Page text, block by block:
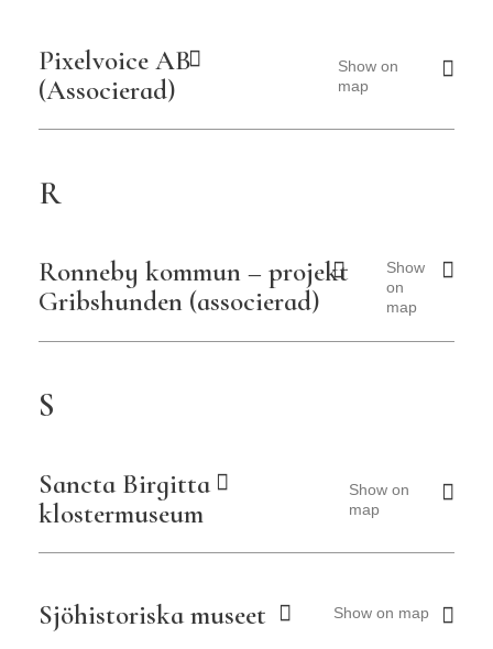
Pixelvoice AB
(Associerad)
Show on
map
R
Ronneby kommun – projekt
Gribshunden (associerad)
Show
on
map
S
Sancta Birgitta
klostermuseum
Show on
map
Sjöhistoriska museet Show on map